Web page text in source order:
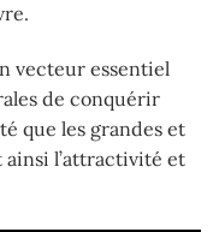
vecteur essentiel
de conquérir
que les grandes et
ainsi l’attractivité et